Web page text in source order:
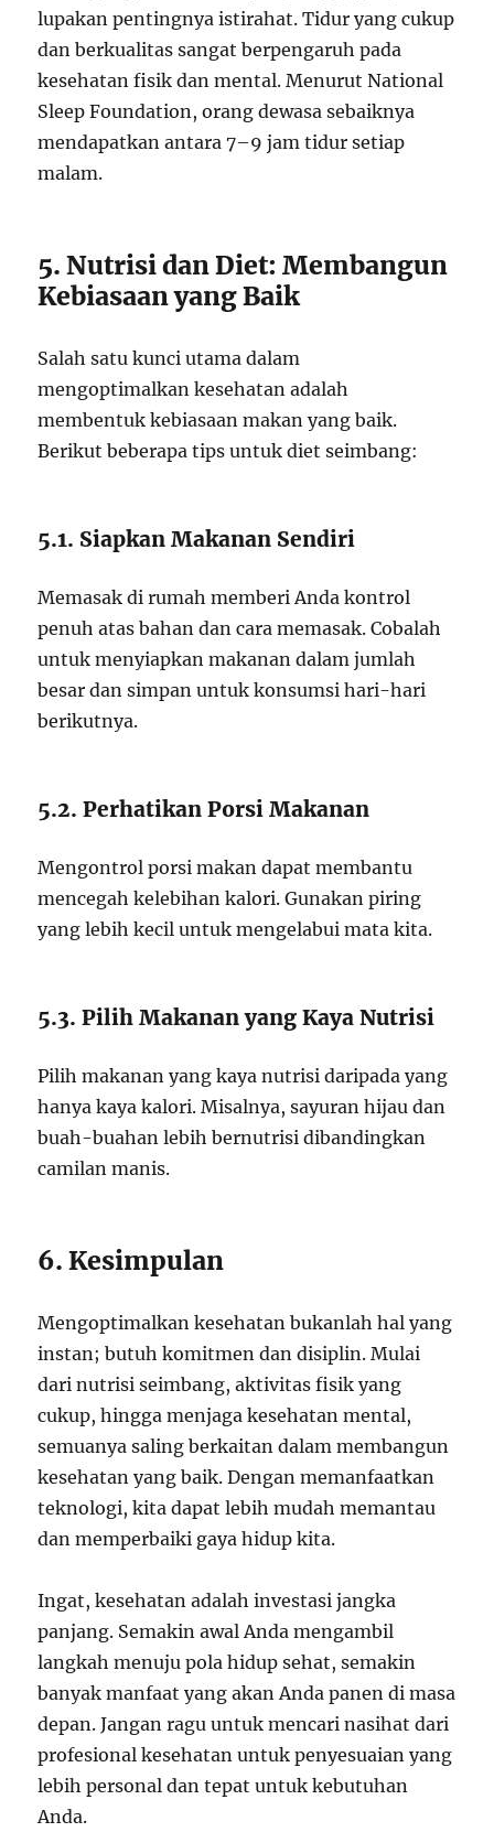
lupakan pentingnya istirahat. Tidur yang cukup
dan berkualitas sangat berpengaruh pada
kesehatan fisik dan mental. Menurut National
Sleep Foundation, orang dewasa sebaiknya
mendapatkan antara 7–9 jam tidur setiap
malam.
5. Nutrisi dan Diet: Membangun
Kebiasaan yang Baik
Salah satu kunci utama dalam
mengoptimalkan kesehatan adalah
membentuk kebiasaan makan yang baik.
Berikut beberapa tips untuk diet seimbang:
5.1. Siapkan Makanan Sendiri
Memasak di rumah memberi Anda kontrol
penuh atas bahan dan cara memasak. Cobalah
untuk menyiapkan makanan dalam jumlah
besar dan simpan untuk konsumsi hari-hari
berikutnya.
5.2. Perhatikan Porsi Makanan
Mengontrol porsi makan dapat membantu
mencegah kelebihan kalori. Gunakan piring
yang lebih kecil untuk mengelabui mata kita.
5.3. Pilih Makanan yang Kaya Nutrisi
Pilih makanan yang kaya nutrisi daripada yang
hanya kaya kalori. Misalnya, sayuran hijau dan
buah-buahan lebih bernutrisi dibandingkan
camilan manis.
6. Kesimpulan
Mengoptimalkan kesehatan bukanlah hal yang
instan; butuh komitmen dan disiplin. Mulai
dari nutrisi seimbang, aktivitas fisik yang
cukup, hingga menjaga kesehatan mental,
semuanya saling berkaitan dalam membangun
kesehatan yang baik. Dengan memanfaatkan
teknologi, kita dapat lebih mudah memantau
dan memperbaiki gaya hidup kita.
Ingat, kesehatan adalah investasi jangka
panjang. Semakin awal Anda mengambil
langkah menuju pola hidup sehat, semakin
banyak manfaat yang akan Anda panen di masa
depan. Jangan ragu untuk mencari nasihat dari
profesional kesehatan untuk penyesuaian yang
lebih personal dan tepat untuk kebutuhan
Anda.